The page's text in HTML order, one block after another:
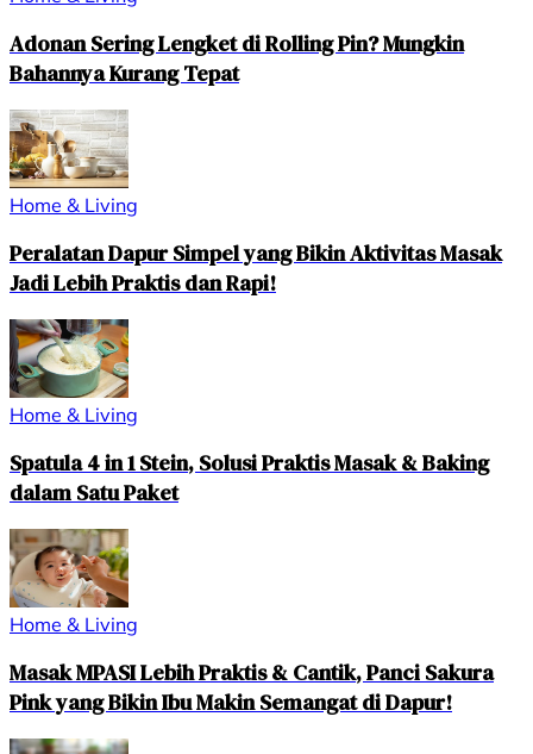
Adonan Sering Lengket di Rolling Pin? Mungkin
Bahannya Kurang Tepat
Home & Living
Peralatan Dapur Simpel yang Bikin Aktivitas Masak
Jadi Lebih Praktis dan Rapi!
Home & Living
Spatula 4 in 1 Stein, Solusi Praktis Masak & Baking
dalam Satu Paket
Home & Living
Masak MPASI Lebih Praktis & Cantik, Panci Sakura
Pink yang Bikin Ibu Makin Semangat di Dapur!